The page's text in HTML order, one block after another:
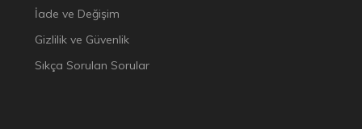
İade ve Değişim
Gizlilik ve Güvenlik
Sıkça Sorulan Sorular